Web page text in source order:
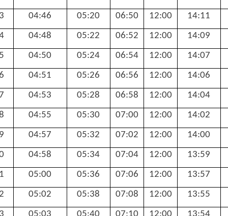
04:46 05:20 06:50 12:00 14:11
04:48 05:22 06:52 12:00 14:09
04:50 05:24 06:54 12:00 14:07
04:51 05:26 06:56 12:00 14:06
04:53 05:28 06:58 12:00 14:04
04:55 05:30 07:00 12:00 14:02
04:57 05:32 07:02 12:00 14:00
04:58 05:34 07:04 12:00 13:59
05:00 05:36 07:06 12:00 13:57
05:02 05:38 07:08 12:00 13:55